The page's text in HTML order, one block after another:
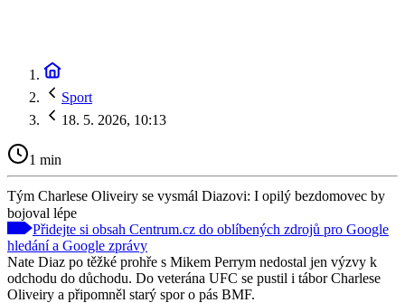
Sport
18. 5. 2026, 10:13
1 min
Tým Charlese Oliveiry se vysmál Diazovi: I opilý bezdomovec by
bojoval lépe
Přidejte si obsah Centrum.cz do oblíbených zdrojů pro Google
hledání a Google zprávy
Nate Diaz po těžké prohře s Mikem Perrym nedostal jen výzvy k
odchodu do důchodu. Do veterána UFC se pustil i tábor Charlese
Oliveiry a připomněl starý spor o pás BMF.